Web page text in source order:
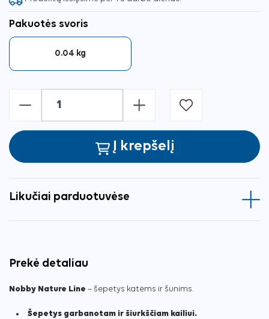
Pakuotės svoris
0.04 kg
- +
Į krepšelį
Likučiai parduotuvėse
Prekė detaliau
Nobby Nature Line – šepetys katėms ir šunims.
Šepetys garbanotam ir šiurkščiam kailiui.